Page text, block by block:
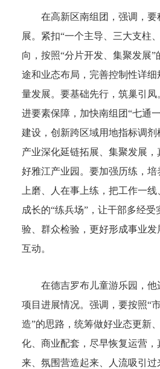
在高新区南组团，强调，要
展。 紧扣“一个主导、三大支柱
向，按照“分片开发、集聚发展”
途和业态布局，完善控制性详
量发展。要基础先行，筑巢引凤
进要素保障，加快南组团“七通
建设，创新跨区域用地指标调
产业深化延链拓展、集聚发展
好雅江产业园。要加强历练，培
上磨、人在事上练，把工作一
成长的“练兵场”，让干部多经
验、群众检验，更好形成事业
互动。
在德吉罗布儿童游乐园，
项目进展情况。强调，要按照“
造”的思路，统筹做好业态更新
化、商业配套，尽早恢复运营
来、氛围营造起来、人流吸引